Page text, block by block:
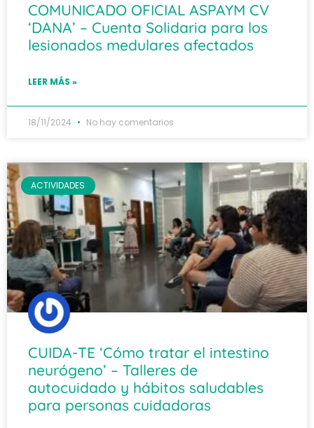
COMUNICADO OFICIAL ASPAYM CV
‘DANA’ – Cuenta Solidaria para los
lesionados medulares afectados
LEER MÁS »
18/11/2024 No hay comentarios
ACTIVIDADES
CUIDA-TE ‘Cómo tratar el intestino
neurógeno’ – Talleres de
autocuidado y hábitos saludables
para personas cuidadoras